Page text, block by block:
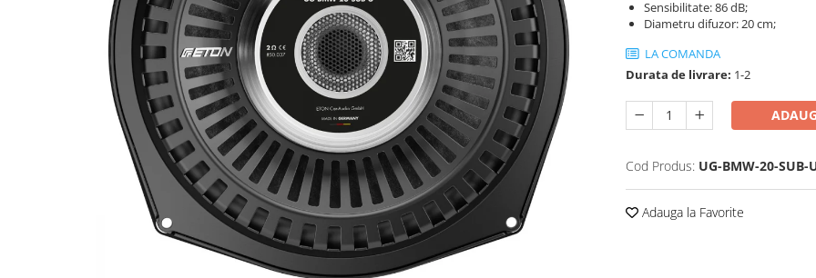
Sensibilitate: 86 dB;
Diametru difuzor: 20 cm;
LA COMANDA
Durata de livrare: 1-2
Cod Produs: UG-BMW-20-SUB-
Adauga la Favorite